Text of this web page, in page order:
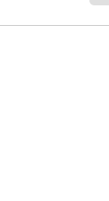
z ponad 20-
bank...